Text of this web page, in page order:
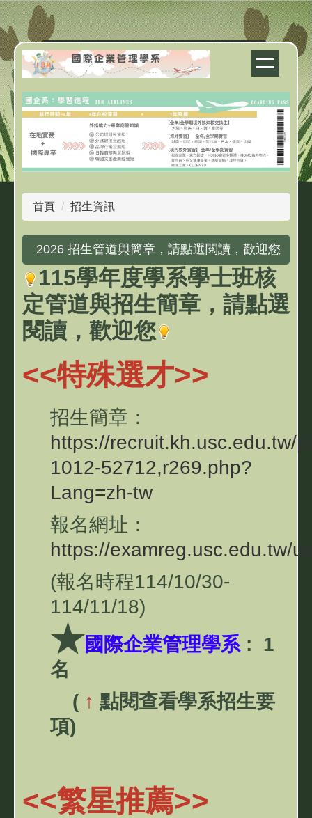
跳
到
主
要
內
容
區
首頁 招生資訊
2026 招生管道與簡章，請點選閱讀，歡迎您
115學年度學系學士班核
定管道與招生簡章，請點選
閱讀，歡迎您
<<特殊選才>>
招生簡章：
https://recruit.kh.usc.edu.tw/
1012-52712,r269.php?
Lang=zh-tw
報名網址：
https://examreg.usc.edu.tw/
(報名時程114/10/30-
114/11/18)
★國際企業管理學系 : 1
名
( ↑ 點閱查看學系招生要
項)
<<繁星推薦>>